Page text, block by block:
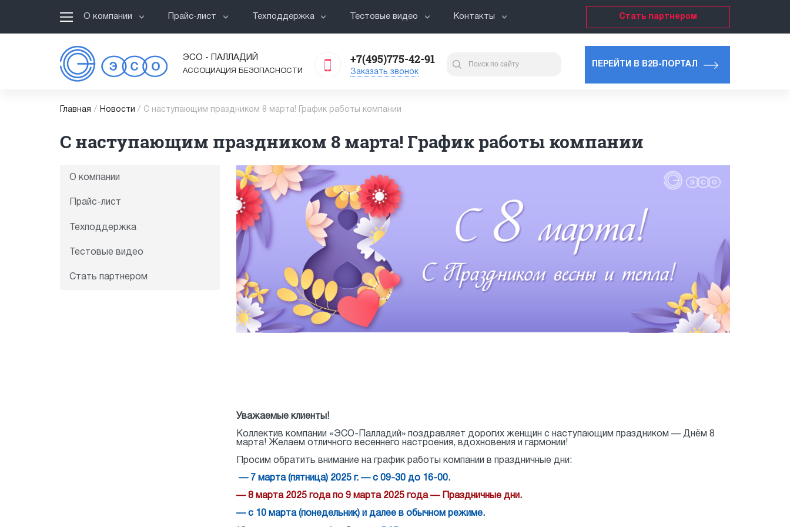
О компании Прайс-лист Техподдержка Тестовые видео Контакты Стать партнером
ЭСО - ПАЛЛАДИЙ
АССОЦИАЦИЯ БЕЗОПАСНОСТИ
+7(495)775-42-91
Заказать звонок
ПЕРЕЙТИ В B2B-ПОРТАЛ
Главная / Новости / С наступающим праздником 8 марта! График работы компании
С наступающим праздником 8 марта! График работы компании
О компании
Прайс-лист
Техподдержка
Тестовые видео
Стать партнером
Уважаемые клиенты!
Коллектив компании «ЭСО-Палладий» поздравляет дорогих женщин с наступающим праздником — Днём 8
марта! Желаем отличного весеннего настроения, вдохновения и гармонии!
Просим обратить внимание на график работы компании в праздничные дни:
— 7 марта (пятница) 2025 г. — с 09-30 до 16-00.
— 8 марта 2025 года по 9 марта 2025 года — Праздничные дни.
— с 10 марта (понедельник) и далее в обычном режиме.